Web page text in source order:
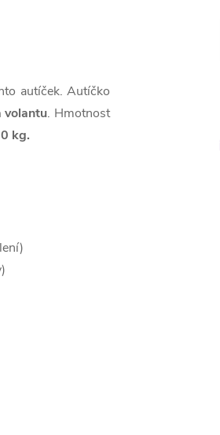
autíček. Autíčko
volantu. Hmotnost
kg.